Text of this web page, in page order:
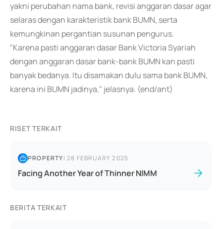
yakni perubahan nama bank, revisi anggaran dasar agar
selaras dengan karakteristik bank BUMN, serta
kemungkinan pergantian susunan pengurus.
"Karena pasti anggaran dasar Bank Victoria Syariah
dengan anggaran dasar bank-bank BUMN kan pasti
banyak bedanya. Itu disamakan dulu sama bank BUMN,
karena ini BUMN jadinya," jelasnya. (end/ant)
RISET TERKAIT
PROPERTY|28 FEBRUARY 2025
Facing Another Year of Thinner NIMM
BERITA TERKAIT